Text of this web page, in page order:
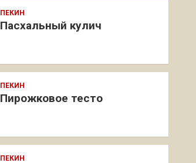
ПЕКИН
Пасхальный кулич
ПЕКИН
Пирожковое тесто
ПЕКИН